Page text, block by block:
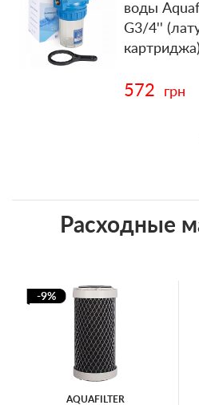
воды
G3/4''
картриджа)
572 грн
Расходные
-9%
AQUAFILTER